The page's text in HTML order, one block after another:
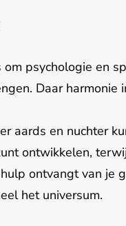
om psychologie en
Daar harmonie
aards en nuchter
ontwikkelen,
ontvangt van je
het universum.